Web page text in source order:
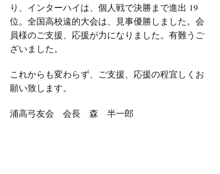
り、インターハイは、個人戦で決勝まで進出 19
位。全国高校遠的大会は、見事優勝しました。会
員様のご支援、応援が力になりました。有難うご
ざいました。
これからも変わらず、ご支援、応援の程宜しくお
願い致します。
浦高弓友会 会長 森 半一郎